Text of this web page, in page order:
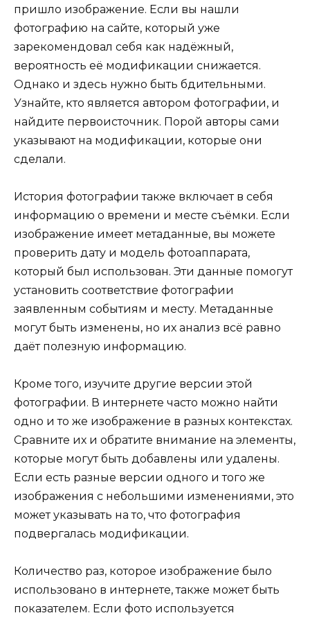
пришло изображение. Если вы нашли
фотографию на сайте, который уже
зарекомендовал себя как надёжный,
вероятность её модификации снижается.
Однако и здесь нужно быть бдительными.
Узнайте, кто является автором фотографии, и
найдите первоисточник. Порой авторы сами
указывают на модификации, которые они
сделали.
История фотографии также включает в себя
информацию о времени и месте съёмки. Если
изображение имеет метаданные, вы можете
проверить дату и модель фотоаппарата,
который был использован. Эти данные помогут
установить соответствие фотографии
заявленным событиям и месту. Метаданные
могут быть изменены, но их анализ всё равно
даёт полезную информацию.
Кроме того, изучите другие версии этой
фотографии. В интернете часто можно найти
одно и то же изображение в разных контекстах.
Сравните их и обратите внимание на элементы,
которые могут быть добавлены или удалены.
Если есть разные версии одного и того же
изображения с небольшими изменениями, это
может указывать на то, что фотография
подвергалась модификации.
Количество раз, которое изображение было
использовано в интернете, также может быть
показателем. Если фото используется